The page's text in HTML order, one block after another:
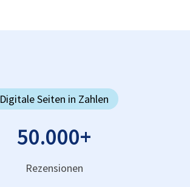
Digitale Seiten in Zahlen
50.000+
Rezensionen